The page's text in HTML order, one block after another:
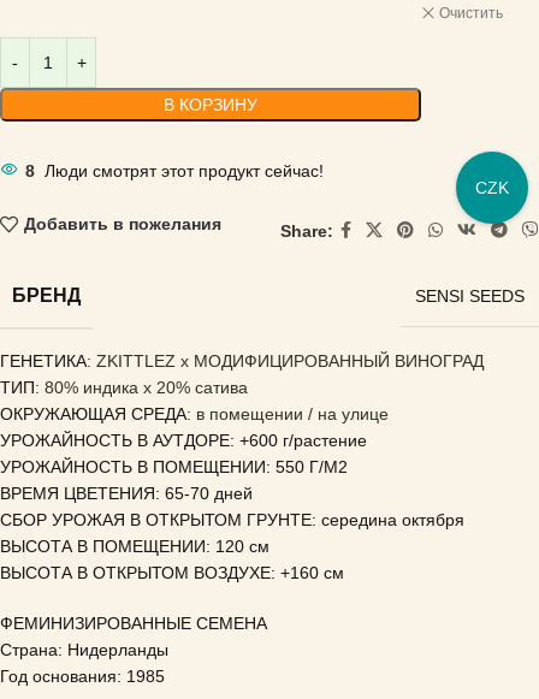
Очистить
В КОРЗИНУ
8 Люди смотрят этот продукт сейчас!
Добавить в пожелания Share:
БРЕНД SENSI SEEDS
ГЕНЕТИКА: ZKITTLEZ x МОДИФИЦИРОВАННЫЙ ВИНОГРАД
ТИП: 80% индика x 20% сатива
ОКРУЖАЮЩАЯ СРЕДА: в помещении / на улице
УРОЖАЙНОСТЬ В АУТДОРЕ: +600 г/растение
УРОЖАЙНОСТЬ В ПОМЕЩЕНИИ: 550 Г/М2
ВРЕМЯ ЦВЕТЕНИЯ: 65-70 дней
СБОР УРОЖАЯ В ОТКРЫТОМ ГРУНТЕ: середина октября
ВЫСОТА В ПОМЕЩЕНИИ: 120 см
ВЫСОТА В ОТКРЫТОМ ВОЗДУХЕ: +160 см
ФЕМИНИЗИРОВАННЫЕ СЕМЕНА
Страна: Нидерланды
Год основания: 1985
CZK